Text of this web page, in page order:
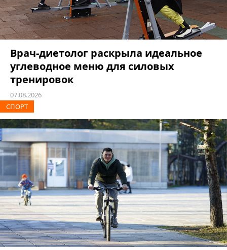
Врач-диетолог раскрыла идеальное
углеводное меню для силовых
тренировок
07.08.2026
СПОРТ